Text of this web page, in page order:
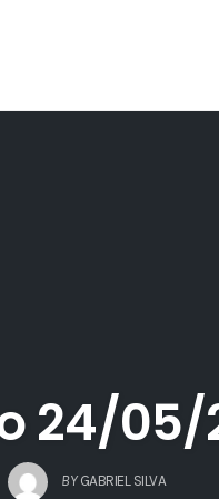
24/05/
BY GABRIEL SILVA